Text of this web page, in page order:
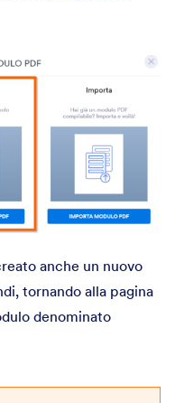
anche un nuovo
tornando alla pagina
denominato